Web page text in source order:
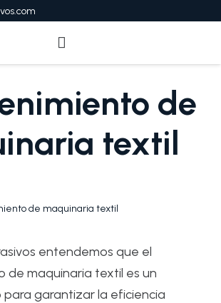
de
textil
de maquinaria textil
entendemos que el
de maquinaria textil es un
para garantizar la eficiencia